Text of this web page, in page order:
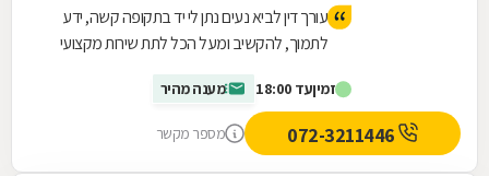
עורך דין לביא נעים נתן לי יד בתקופה קשה, ידע
לתמוך, להקשיב ומעל הכל לתת שירות מקצועי
זמיןעד 18:00 מענה מהיר
מספר מקשר